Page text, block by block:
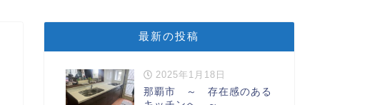
最新の投稿
2025年1月18日
那覇市 ～ 存在感のある